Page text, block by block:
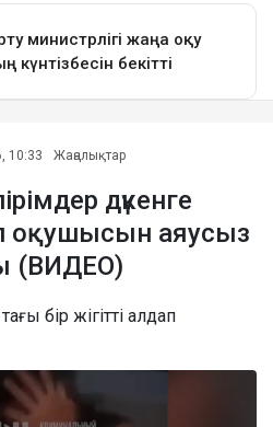
10:33 Жаңалықтар
дүкенге
оқушысын аяусыз
(ВИДЕО)
бір жігітті алдап